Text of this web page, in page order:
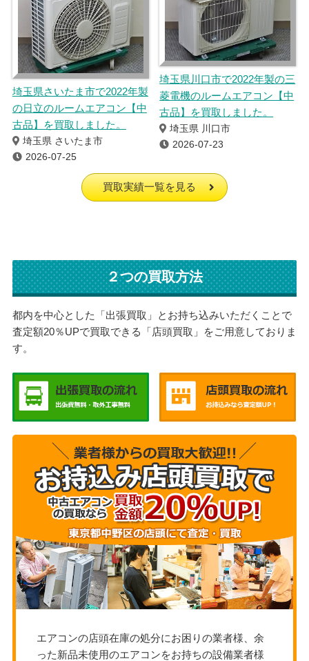
埼玉県さいたま市で2022年製
の日立のルームエアコン【中
古品】を買取しました。
埼玉県 さいたま市
2026-07-25
埼玉県川口市で2022年製の三
菱電機のルームエアコン【中
古品】を買取しました。
埼玉県 川口市
2026-07-23
買取実績一覧を見る
２つの買取方法
都内を中心とした「出張買取」とお持ち込みいただくことで
査定額20％UPで買取できる「店頭買取」をご用意しておりま
す。
エアコンの店頭在庫の処分にお困りの業者様、余
った新品未使用のエアコンをお持ちの設備業者様